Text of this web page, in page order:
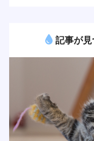
記事が見